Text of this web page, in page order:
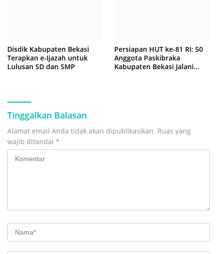
Disdik Kabupaten Bekasi
Terapkan e-Ijazah untuk
Lulusan SD dan SMP
Persiapan HUT ke-81 RI: 50
Anggota Paskibraka
Kabupaten Bekasi Jalani
Tinggalkan Balasan
Alamat email Anda tidak akan dipublikasikan. Ruas yang
wajib ditandai *